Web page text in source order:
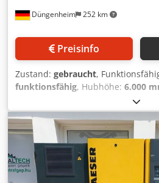
Düngenheim 252 km
Preisinfo
Zustand: gebraucht,
funktionsfähig, Hubhöhe: 6.000
5.000
Zustand, inkl.
Unterflasche, Elektrik 400/230/
Kranfahrt etc.! !Vorteil Keine CAN
Asq R N Tqectek auch als